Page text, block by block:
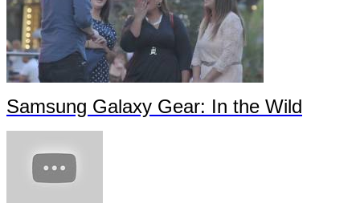
Samsung Galaxy Gear: In the Wild